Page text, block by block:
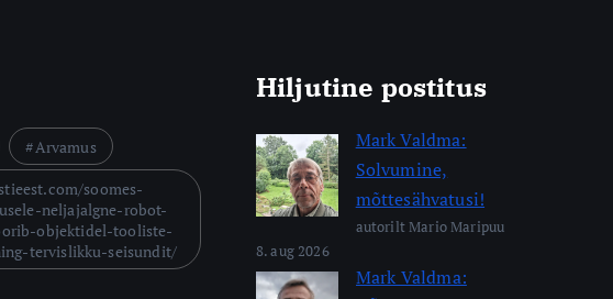
Arvamus
soomes-
neljajalgne-robot-
objektidel-tooliste-
tervislikku-seisundit/
Hiljutine postitus
Mark Valdma:
Solvumine,
mõttesähvatusi!
autorilt Mario Maripuu
8. aug 2026
Mark Valdma: